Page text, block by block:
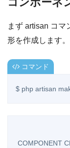
まず artisan コマ
形を作成します。
コマンド
$ php artisan
COMPONENT